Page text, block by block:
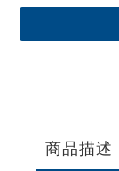
商品描述